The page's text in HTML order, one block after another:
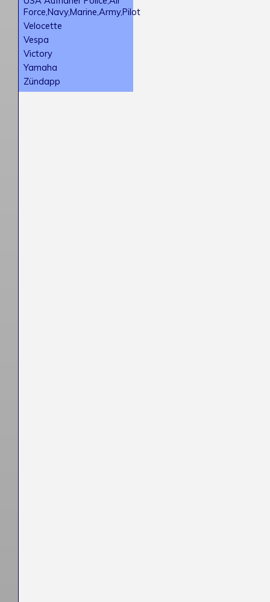
Force,Navy,Marine,Army,Pilot
Velocette
Vespa
Victory
Yamaha
Zündapp